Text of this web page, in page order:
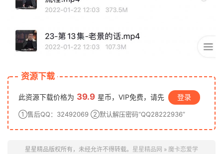
资源下载
此资源下载价格为 39.9 星币，VIP免费，请先 登录
①售后QQ：32492069 ②默认解压密码“QQ28222936”
星星精品版权所有，未经允许不得转载。 星星精品网 » 魔卡恋爱学